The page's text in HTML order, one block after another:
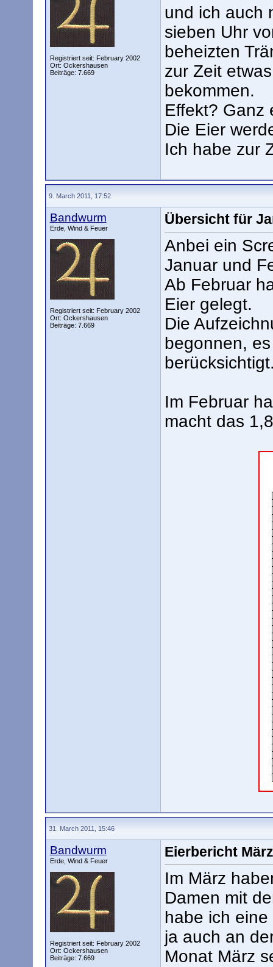
Registriert seit: February 2002
Ort: Ockershausen
Beiträge: 7.669
und ich auch
sieben Uhr
beheizten
zur Zeit
bekommen.
Effekt? Ganz
Die Eier
Ich habe zur
9. March 2011, 17:52
Bandwurm
Erde, Wind & Feuer
Registriert seit: February 2002
Ort: Ockershausen
Beiträge: 7.669
Übersicht für
Anbei ein
Januar und
Ab Februar
Eier gelegt.
Die
begonnen,
Im Februar
macht das
31. March 2011, 15:46
Bandwurm
Erde, Wind & Feuer
Registriert seit: February 2002
Ort: Ockershausen
Beiträge: 7.669
Eierbericht
Im März
Damen mit
habe ich
ja auch an
Monat März